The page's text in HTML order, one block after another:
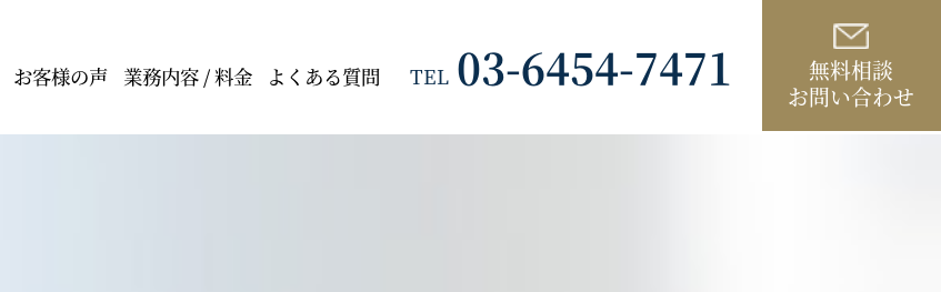
お客様の声 業務内容 / 料金 よくある質問 TEL 03-6454-7471
無料相談
お問い合わせ